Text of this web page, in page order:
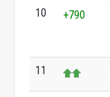
10 +790
11